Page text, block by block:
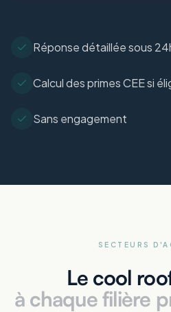
Réponse détaillée sous
Calcul des primes CEE si
Sans engagement
SECTEURS
Le cool
à chaque filière